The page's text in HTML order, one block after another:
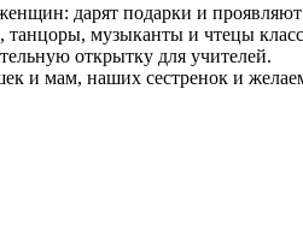
дарят подарки и
музыканты и чтецы
открытку для учителей.
и мам, наших сестренок и